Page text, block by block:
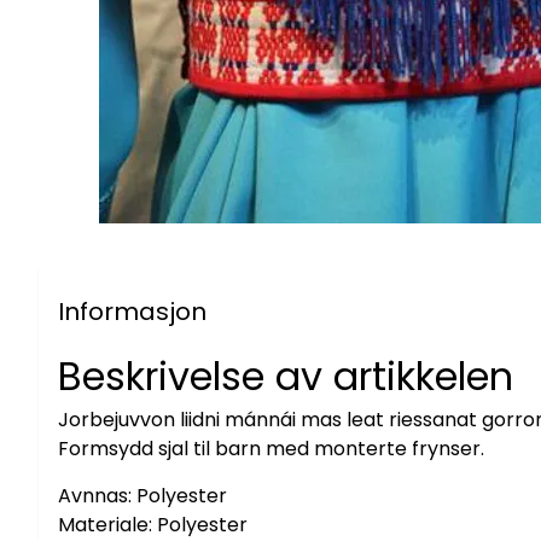
Informasjon
Beskrivelse av artikkelen
Jorbejuvvon liidni mánnái mas leat riessanat
Formsydd sjal til barn med monterte frynser.
Avnnas: Polyester
Materiale: Polyester